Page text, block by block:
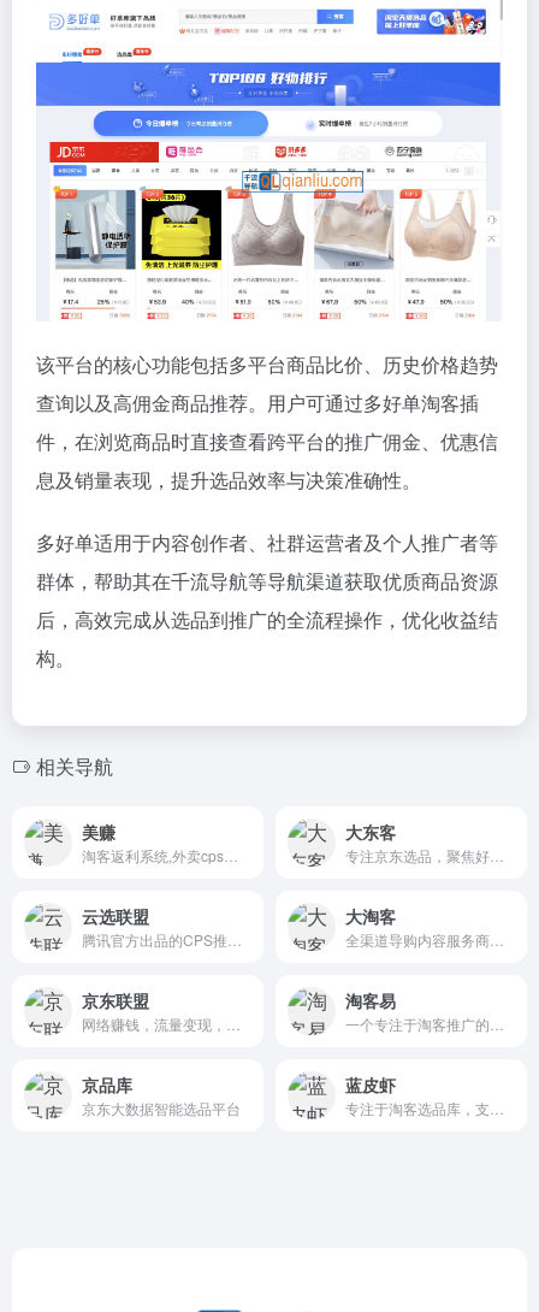
该平台的核心功能包括多平台商品比价、历史价格趋势
查询以及高佣金商品推荐。用户可通过多好单淘客插
件，在浏览商品时直接查看跨平台的推广佣金、优惠信
息及销量表现，提升选品效率与决策准确性。
多好单适用于内容创作者、社群运营者及个人推广者等
群体，帮助其在千流导航等导航渠道获取优质商品资源
后，高效完成从选品到推广的全流程操作，优化收益结
构。
相关导航
美赚 大东客
云选联盟 大淘客
京东联盟 淘客易
京品库
京东大数据智能选品平台
蓝皮虾